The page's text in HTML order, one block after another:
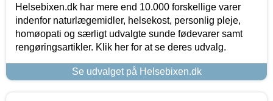
Helsebixen.dk har mere end 10.000 forskellige varer
indenfor naturlægemidler, helsekost, personlig pleje,
homøopati og særligt udvalgte sunde fødevarer samt
rengøringsartikler. Klik her for at se deres udvalg.
Se udvalget på Helsebixen.dk